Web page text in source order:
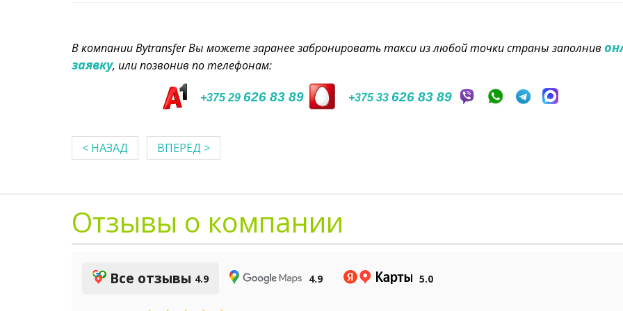
В компании Bytransfer Вы можете заранее забронировать такси из любой точки страны заполнив
заявку, или позвонив по телефонам:
+375 29 626 83 89 +375 33 626 83 89
< НАЗАД ВПЕРЁД >
Отзывы о компании
Все отзывы 4.9 4.9 5.0